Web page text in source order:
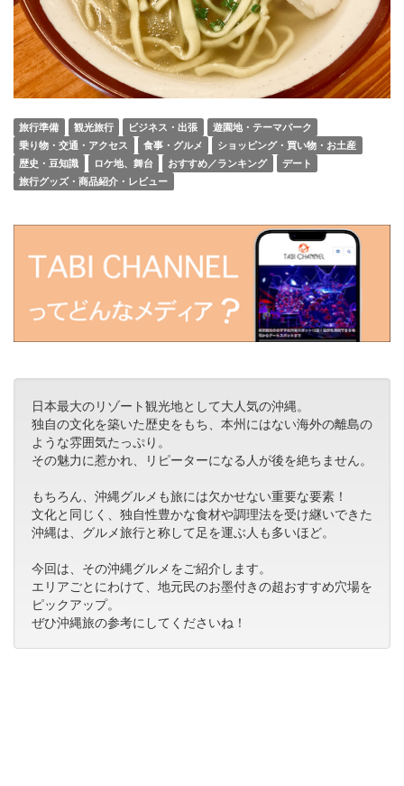
旅行準備 観光旅行 ビジネス・出張
遊園地・テーマパーク
乗り物・交通・アクセス
食事・グルメ
ショッピング・買い物・お土産
歴史・豆知識
ロケ地、舞台 おすすめ／ランキング
デート
旅行グッズ・商品紹介・レビュー
日本最大のリゾート観光地として大人気の沖縄。
独自の文化を築いた歴史をもち、本州にはない海外の離島の
ような雰囲気たっぷり。
その魅力に惹かれ、リピーターになる人が後を絶ちません。
もちろん、沖縄グルメも旅には欠かせない重要な要素！
文化と同じく、独自性豊かな食材や調理法を受け継いできた
沖縄は、グルメ旅行と称して足を運ぶ人も多いほど。
今回は、その沖縄グルメをご紹介します。
エリアごとにわけて、地元民のお墨付きの超おすすめ穴場を
ピックアップ。
ぜひ沖縄旅の参考にしてくださいね！